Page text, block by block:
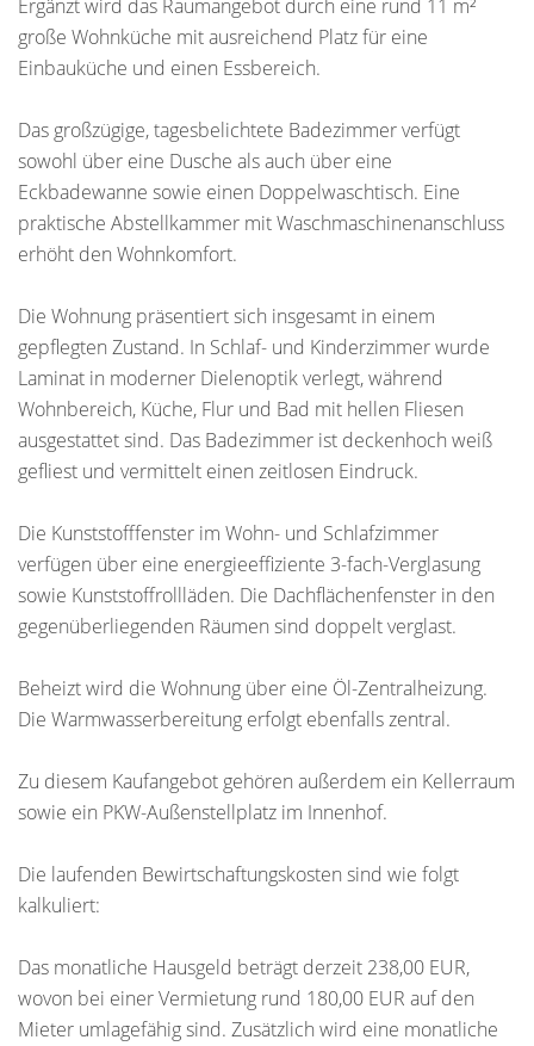
Ergänzt wird das Raumangebot durch eine rund 11 m²
große Wohnküche mit ausreichend Platz für eine
Einbauküche und einen Essbereich.
Das großzügige, tagesbelichtete Badezimmer verfügt
sowohl über eine Dusche als auch über eine
Eckbadewanne sowie einen Doppelwaschtisch. Eine
praktische Abstellkammer mit Waschmaschinenanschluss
erhöht den Wohnkomfort.
Die Wohnung präsentiert sich insgesamt in einem
gepflegten Zustand. In Schlaf- und Kinderzimmer wurde
Laminat in moderner Dielenoptik verlegt, während
Wohnbereich, Küche, Flur und Bad mit hellen Fliesen
ausgestattet sind. Das Badezimmer ist deckenhoch weiß
gefliest und vermittelt einen zeitlosen Eindruck.
Die Kunststofffenster im Wohn- und Schlafzimmer
verfügen über eine energieeffiziente 3-fach-Verglasung
sowie Kunststoffrollläden. Die Dachflächenfenster in den
gegenüberliegenden Räumen sind doppelt verglast.
Beheizt wird die Wohnung über eine Öl-Zentralheizung.
Die Warmwasserbereitung erfolgt ebenfalls zentral.
Zu diesem Kaufangebot gehören außerdem ein Kellerraum
sowie ein PKW-Außenstellplatz im Innenhof.
Die laufenden Bewirtschaftungskosten sind wie folgt
kalkuliert:
Das monatliche Hausgeld beträgt derzeit 238,00 EUR,
wovon bei einer Vermietung rund 180,00 EUR auf den
Mieter umlagefähig sind. Zusätzlich wird eine monatliche